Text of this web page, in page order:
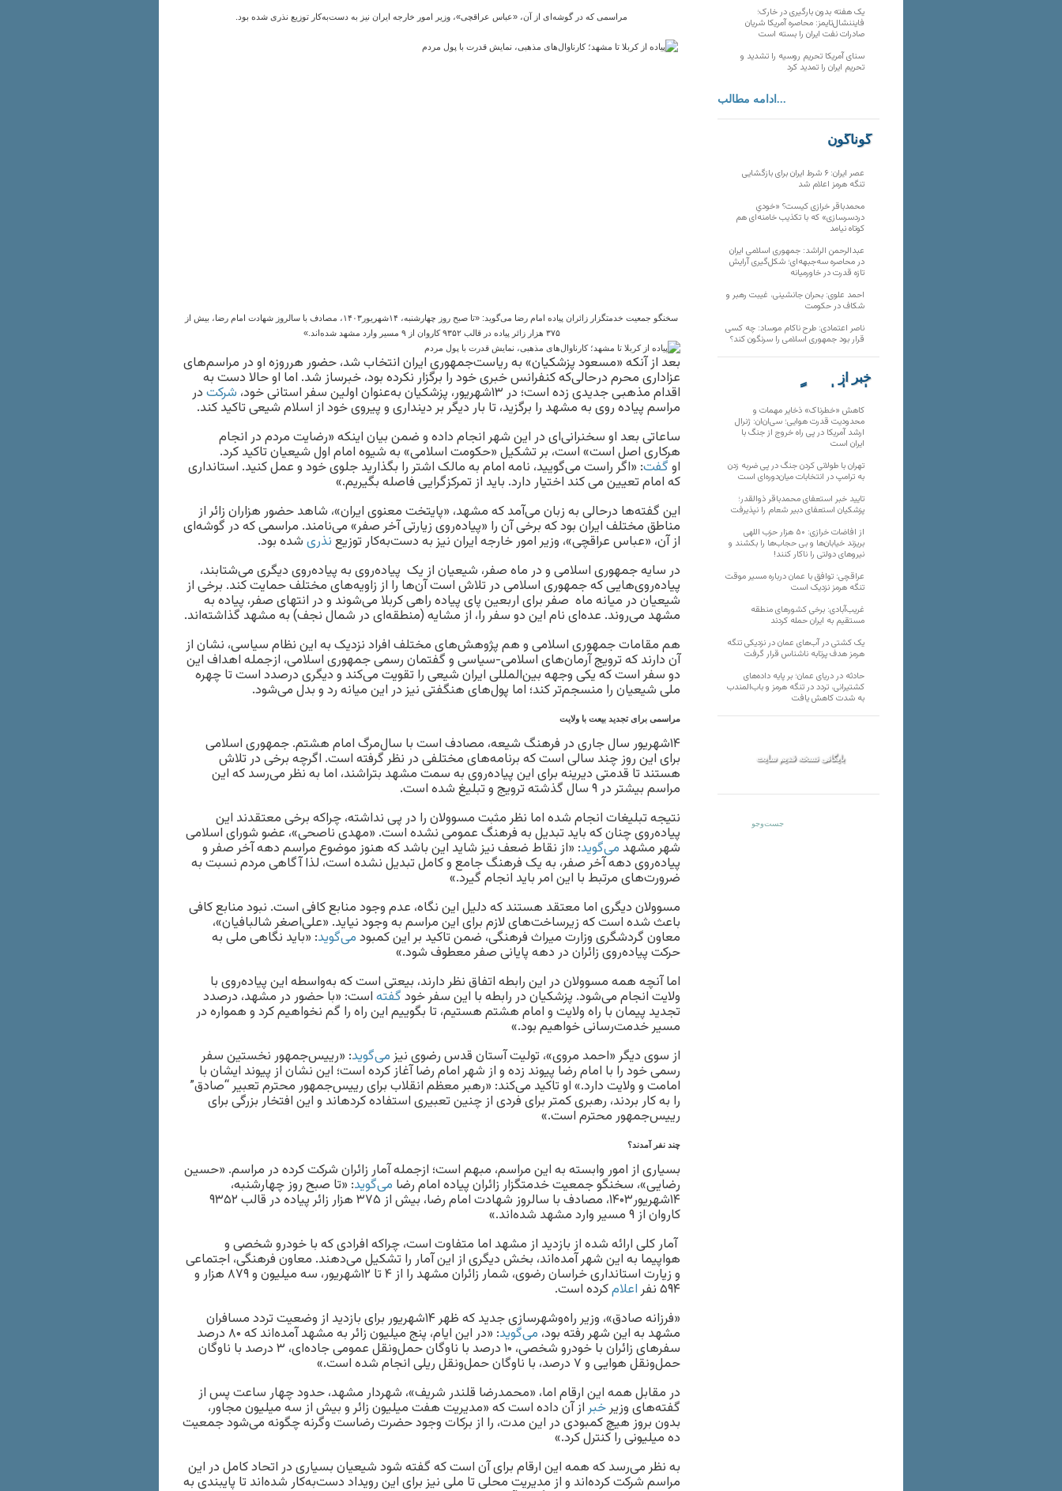
مراسمی که در گوشه‌ای از آن، «عباس عراقچی»، وزیر امور خارجه ایران نیز به دست‌به‌کار توزیع نذری شده بود.
سخنگو جمعیت خدمتگزار زائران پیاده امام‌ رضا می‌گوید: «تا صبح روز چهارشنبه، ۱۴شهریور۱۴۰۳، مصادف با سالروز شهادت امام‌ رضا، بیش از
۳۷۵ هزار زائر پیاده در قالب ۹۳۵۲ کاروان از ۹ مسیر وارد مشهد شده‌اند.»
بعد از آنکه «مسعود پزشکیان» به ریاست‌جمهوری ایران انتخاب شد، حضور هرروزه‌ او در مراسم‌های
عزاداری محرم در‌حالی‌که کنفرانس خبری خود را برگزار نکرده بود، خبرساز شد. اما او حالا دست به
اقدام مذهبی جدیدی زده است؛ در ۱۳شهریور، پزشکیان به‌عنوان اولین سفر استانی خود، شرکتدر
مراسم پیاده روی به مشهد را برگزید، تا بار دیگر بر دینداری و پیروی خود از اسلام شیعی تاکید کند.
ساعاتی بعد او سخنرانی‌ای در این شهر انجام داده و ضمن بیان اینکه «رضایت مردم در انجام
هرکاری اصل است» است، بر تشکیل «حکومت اسلامی» به شیوه امام اول شیعیان تاکید کرد.
اوگفت: «اگر راست می‌گویید، نامه امام به مالک اشتر را بگذارید جلوی خود و عمل کنید. استانداری
که امام تعیین می کند اختیار دارد. باید از تمرکز‌گرایی فاصله بگیریم.»
این گفته‌ها درحالی به زبان می‌آمد که مشهد، «پایتخت معنوی ایران»، شاهد حضور هزاران زائر از
مناطق مختلف ایران بود که برخی آن را «پیاده‌روی زیارتی آخر صفر» می‌نامند. مراسمی که در گوشه‌ای
از آن، «عباس عراقچی»، وزیر امور خارجه ایران نیز به دست‌به‌کار توزیعنذریشده بود.
در سایه جمهوری اسلامی و در ماه صفر، شیعیان از یک پیاده‌روی به پیاده‌روی دیگری می‌شتابند،
پیاده‌روی‌هایی که جمهوری اسلامی در تلاش است آن‌ها را از زاویه‌های مختلف حمایت کند. برخی از
شیعیان در میانه ماه صفر برای اربعین پای پیاده راهی کربلا می‌شوند و در انتهای صفر، پیاده به
مشهد می‌روند. عده‌ای نام این دو سفر را، از مشایه (منطقه‌ای در شمال نجف) به مشهد گذاشته‌اند.
هم مقامات جمهوری اسلامی و هم پژوهش‌های مختلف افراد نزدیک به این نظام سیاسی، نشان از
آن دارند که ترویج آرمان‌های اسلامی-سیاسی و گفتمان رسمی جمهوری اسلامی، از‌جمله اهداف این
دو سفر است که یکی وجهه بین‌المللی ایران شیعی را تقویت می‌کند و دیگری درصدد است تا چهره
ملی شیعیان را منسجم‌تر کند؛ اما پول‌های هنگفتی نیز در این میانه رد و بدل می‌شود.
مراسمی برای تجدید بیعت با ولایت
۱۴شهریور سال جاری در فرهنگ شیعه، مصادف است با سال‌مرگ امام هشتم. جمهوری اسلامی
برای این روز چند سالی است که برنامه‌های مختلفی در نظر گرفته است. اگرچه برخی در تلاش
هستند تا قدمتی دیرینه برای این پیاده‌روی به سمت مشهد بتراشند، اما به نظر می‌رسد که این
مراسم بیشتر در ۹ سال گذشته ترویج و تبلیغ شده است.
نتیجه تبلیغات انجام شده اما نظر مثبت مسوولان را در پی نداشته، چرا‌که برخی معتقدند این
پیاده‌روی چنان که باید تبدیل به فرهنگ عمومی نشده است. «مهدی ناصحی»، عضو شورای اسلامی
شهر مشهد می‌گوید: «از نقاط ضعف نیز شاید این باشد که هنوز موضوع مراسم دهه آخر صفر و
پیاده‌روی دهه آخر صفر، به یک فرهنگ جامع و کامل تبدیل نشده است، لذا آگاهی مردم نسبت به
ضرورت‌های مرتبط با این امر باید انجام گیرد.»
مسوولان دیگری اما معتقد هستند که دلیل این نگاه، عدم وجود منابع کافی است. نبود منابع کافی
باعث شده است که زیرساخت‌های لازم برای این مراسم به وجود نیاید. «علی‌اصغر شالبافیان»،
معاون گردشگری وزارت میراث فرهنگی، ضمن تاکید بر این کمبودمی‌گوید: «باید نگاهی ملی به
حرکت پیاده‌روی زائران در دهه پایانی صفر معطوف شود.»
اما آنچه همه مسوولان در این رابطه اتفاق نظر دارند، بیعتی است که به‌واسطه این پیاده‌روی با
ولایت انجام می‌شود. پزشکیان در رابطه با این سفر خودگفتهاست: «با حضور در مشهد، درصدد
تجدید پیمان با راه ولایت و امام هشتم هستیم، تا بگوییم این راه را گم نخواهیم کرد و همواره در
مسیر خدمت‌رسانی خواهیم بود.»
از سوی دیگر «احمد مروی»، تولیت آستان قدس رضوی نیزمی‌گوید: «رییس‌جمهور نخستین سفر
رسمی خود را با امام رضا پیوند زده و از شهر امام رضا آغاز کرده است؛ این نشان از پیوند ایشان با
امامت و ولایت دارد.» او تاکید می‌کند: «رهبر معظم انقلاب برای رییس‌جمهور محترم تعبیر “صادق”
را به کار بردند، رهبری کمتر برای فردی از چنین تعبیری استفاده کرده‎اند و این افتخار بزرگی برای
رییس‌جمهور محترم است.»
چند نفر آمدند؟
بسیاری از امور وابسته به این مراسم، مبهم است؛ ازجمله آمار زائران شرکت کرده در مراسم. «حسین
رضایی»، سخنگو جمعیت خدمتگزار زائران پیاده امام‌ رضا می‌گوید: «تا صبح روز چهارشنبه،
۱۴شهریور۱۴۰۳، مصادف با سالروز شهادت امام‌ رضا، بیش از ۳۷۵ هزار زائر پیاده در قالب ۹۳۵۲
کاروان از ۹ مسیر وارد مشهد شده‌اند.»
آمار کلی ارائه شده از بازدید از مشهد اما متفاوت است، چراکه افرادی که با خودرو شخصی و
هواپیما به این شهر آمده‌اند، بخش دیگری از این آمار را تشکیل می‌دهند. معاون فرهنگی، اجتماعی
و زیارت استانداری خراسان رضوی، شمار زائران مشهد را از ۴ تا ۱۲شهریور، سه میلیون و ۸۷۹ هزار و
۵۹۴ نفر اعلامکرده است.
«فرزانه صادق»، وزیر راه‌و‌شهرسازی جدید که ظهر ۱۴شهریور برای بازدید از وضعیت تردد مسافران
مشهد به این شهر رفته بود، می‌گوید : «در این ایام، پنج میلیون زائر به مشهد آمده‌اند که ۸۰ درصد
سفرهای زائران با خودرو شخصی، ۱۰ درصد با ناوگان حمل‌ونقل عمومی جاده‌ای، ۳ درصد با ناوگان
حمل‌ونقل هوایی و ۷ درصد، با ناوگان حمل‌ونقل ریلی انجام شده است.»
در مقابل همه این ارقام اما، «محمدرضا قلندر شریف»، شهردار مشهد، حدود چهار ساعت پس از
گفته‌های وزیرخبراز آن داده است که «مدیریت هفت میلیون زائر و بیش از سه میلیون مجاور،
بدون بروز هیچ کمبودی در این مدت، را از برکات وجود حضرت رضاست وگرنه چگونه می‌شود جمعیت
ده میلیونی را کنترل کرد.»
به نظر می‌رسد که همه این ارقام برای آن است که گفته شود شیعیان بسیاری در اتحاد کامل در این
مراسم شرکت کرده‌اند و از مدیریت محلی تا ملی نیز برای این رویداد دست‌به‌کار شده‌اند تا پایبندی به
یک هفته بدون بارگیری در خارک؛
فایننشال‌تایمز: محاصره آمریکا شریان
صادرات نفت ایران را بسته است
سنای آمریکا تحریم روسیه را تشدید و
تحریم ایران را تمدید کرد
ادامه مطالب...
گوناگون
عصر ایران: ۶ شرط ایران برای بازگشایی
تنگه هرمز اعلام شد
محمدباقر خرازی کیست؟ «خودیِ
دردسرسازی» که با تکذیب خامنه‌ای هم
کوتاه نیامد
عبدالرحمن الراشد: جمهوری اسلامی ایران
در محاصره سه‌جبهه‌ای؛ شکل‌گیری آرایش
تازه قدرت در خاورمیانه
احمد علوی: بحران جانشینی، غیبت رهبر و
شکاف در حکومت
ناصر اعتمادی: طرح ناکام موساد: چه کسی
قرار بود جمهوری اسلامی را سرنگون کند؟
خبر از
تارنماهای دیگر
کاهش «خطرناک» ذخایر مهمات و
محدودیت قدرت هوایی؛ سی‌ان‌ان: ژنرال
ارشد آمریکا در پی راه خروج از جنگ با
ایران است
تهران با طولانی کردن جنگ در پی ضربه زدن
به ترامپ در انتخابات میان‌دوره‌ای است
تایید خبر استعفای محمدباقر ذوالقدر؛
پزشکیان استعفای دبیر شعام را نپذیرفت
از افاضات خرازی: ۵۰ هزار حزب اللهی
بریزند خیابان‌ها و بی حجاب‌ها را بکشند و
نیرو‌های دولتی را ناکار کنند!
عراقچی: توافق با عمان درباره مسیر موقت
تنگه هرمز نزدیک است
غریب‌آبادی: برخی کشورهای منطقه
مستقیم به ایران حمله کردند
یک کشتی در آب‌های عمان در نزدیکی تنگه
هرمز هدف پرتابه ناشناس قرار گرفت
حادثه در دریای عمان؛ بر پایه داده‌های
کشتیرانی، تردد در تنگه هرمز و باب‌المندب
به شدت کاهش یافت
بایگانی نسخه قدیم سایت